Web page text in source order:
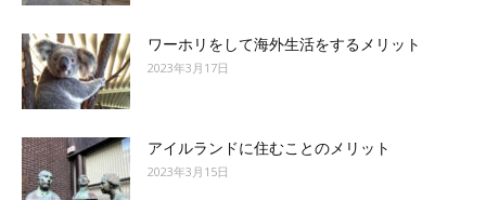
ワーホリをして海外生活をするメリット
2023年3月17日
アイルランドに住むことのメリット
2023年3月15日